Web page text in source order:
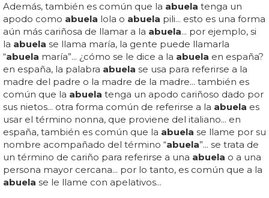
Además, también es común que la abuela tenga un
apodo como abuela lola o abuela pili... esto es una forma
aún más cariñosa de llamar a la abuela... por ejemplo, si
la abuela se llama maría, la gente puede llamarla
“abuela maría”... ¿cómo se le dice a la abuela en españa?
en españa, la palabra abuela se usa para referirse a la
madre del padre o la madre de la madre... también es
común que la abuela tenga un apodo cariñoso dado por
sus nietos... otra forma común de referirse a la abuela es
usar el término nonna, que proviene del italiano... en
españa, también es común que la abuela se llame por su
nombre acompañado del término “abuela”... se trata de
un término de cariño para referirse a una abuela o a una
persona mayor cercana... por lo tanto, es común que a la
abuela se le llame con apelativos...